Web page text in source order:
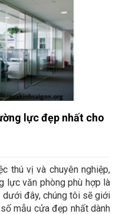
lực đẹp nhất cho
thú vị và chuyên nghiệp,
lực văn phòng phù hợp là
dưới đây, chúng tôi sẽ giới
mẫu cửa đẹp nhất dành